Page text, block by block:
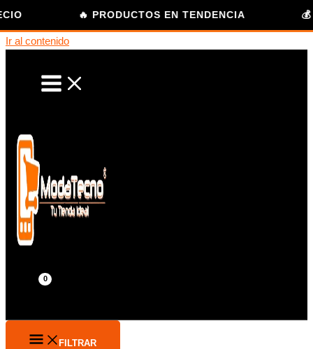
🔥 PRODUCTOS EN TENDENCIA 💰
Ir al contenido
FILTRAR